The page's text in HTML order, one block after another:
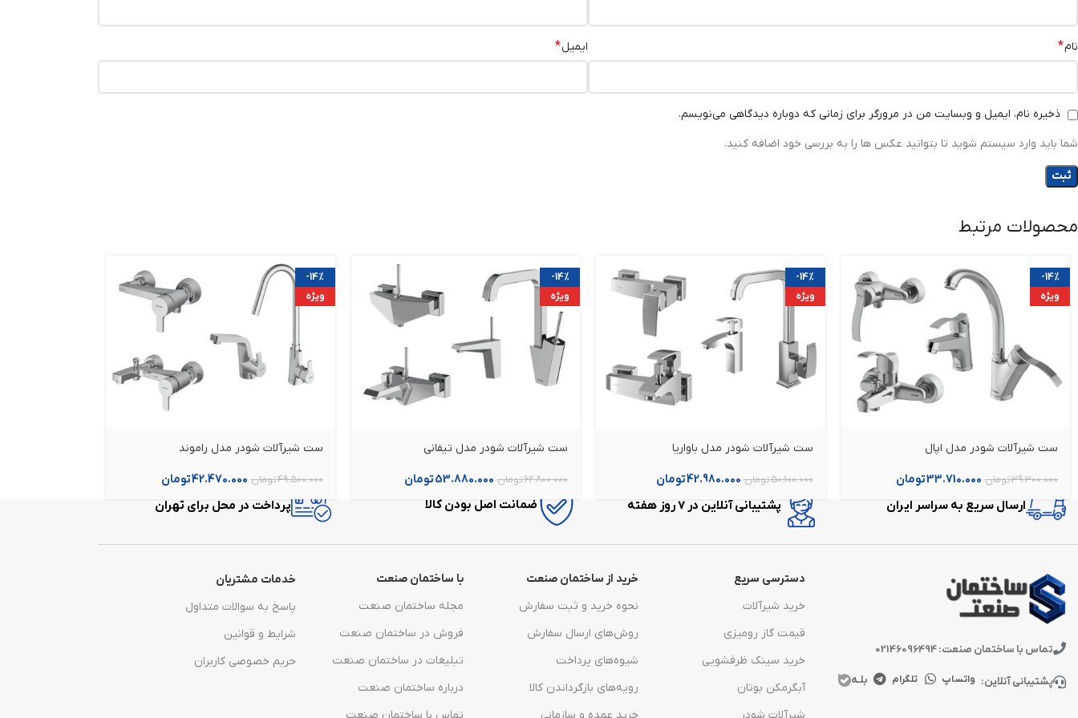
نام* ایمیل*
ذخیره نام، ایمیل و وبسایت من در مرورگر برای زمانی که دوباره دیدگاهی می‌نویسم.
شما باید وارد سیستم شوید تا بتوانید عکس ها را به بررسی خود اضافه کنید.
محصولات مرتبط
-14%
ویژه
ست شیرآلات شودر مدل اپال
39.300.000تومان 33.710.000تومان
-14%
ویژه
ست شیرآلات شودر مدل باواریا
50.100.000تومان 42.980.000تومان
-14%
ویژه
ست شیرآلات شودر مدل تیفانی
62.800.000تومان 53.880.000تومان
-14%
ویژه
ست شیرآلات شودر مدل راموند
49.500.000تومان 42.470.000تومان
ارسال سریع به سراسر ایران پشتیبانی آنلاین در 7 روز هفته ضمانت اصل بودن کالا پرداخت در محل برای تهران
تماس با ساختمان صنعت: 02146096494
پشتیبانی آنلاین: واتساپ تلگرام بلـه
دسترسی سریع
خرید شیرآلات
قیمت گاز رومیزی
خرید سینک ظرفشویی
آبگرمکن بوتان
شیرآلات شودر
خرید از ساختمان صنعت
نحوه خرید و ثبت سفارش
روش‌های ارسال سفارش
شیوه‌های پرداخت
رویه‌های بازگرداندن کالا
خرید عمده و سازمانی
با ساختمان صنعت
مجله ساختمان صنعت
فروش در ساختمان صنعت
تبلیغات در ساختمان صنعت
درباره ساختمان صنعت
تماس با ساختمان صنعت
خدمات مشتریان
پاسخ به سوالات متداول
شرایط و قوانین
حریم خصوصی کاربران